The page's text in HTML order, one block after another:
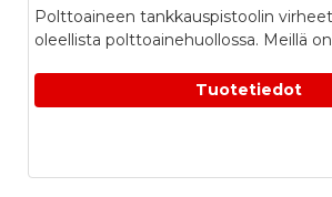
Polttoaineen tankkauspistoolin
oleellista polttoainehuollossa. Meillä on
Tuotetiedot